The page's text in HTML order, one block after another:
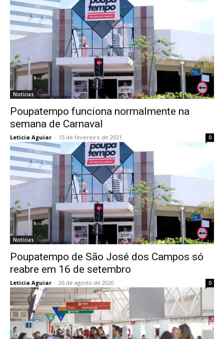
Notícias
Poupatempo funciona normalmente na
semana de Carnaval
Leticia Aguiar - 15 de fevereiro de 2021 0
Notícias
Poupatempo de São José dos Campos só
reabre em 16 de setembro
Leticia Aguiar - 26 de agosto de 2020 0